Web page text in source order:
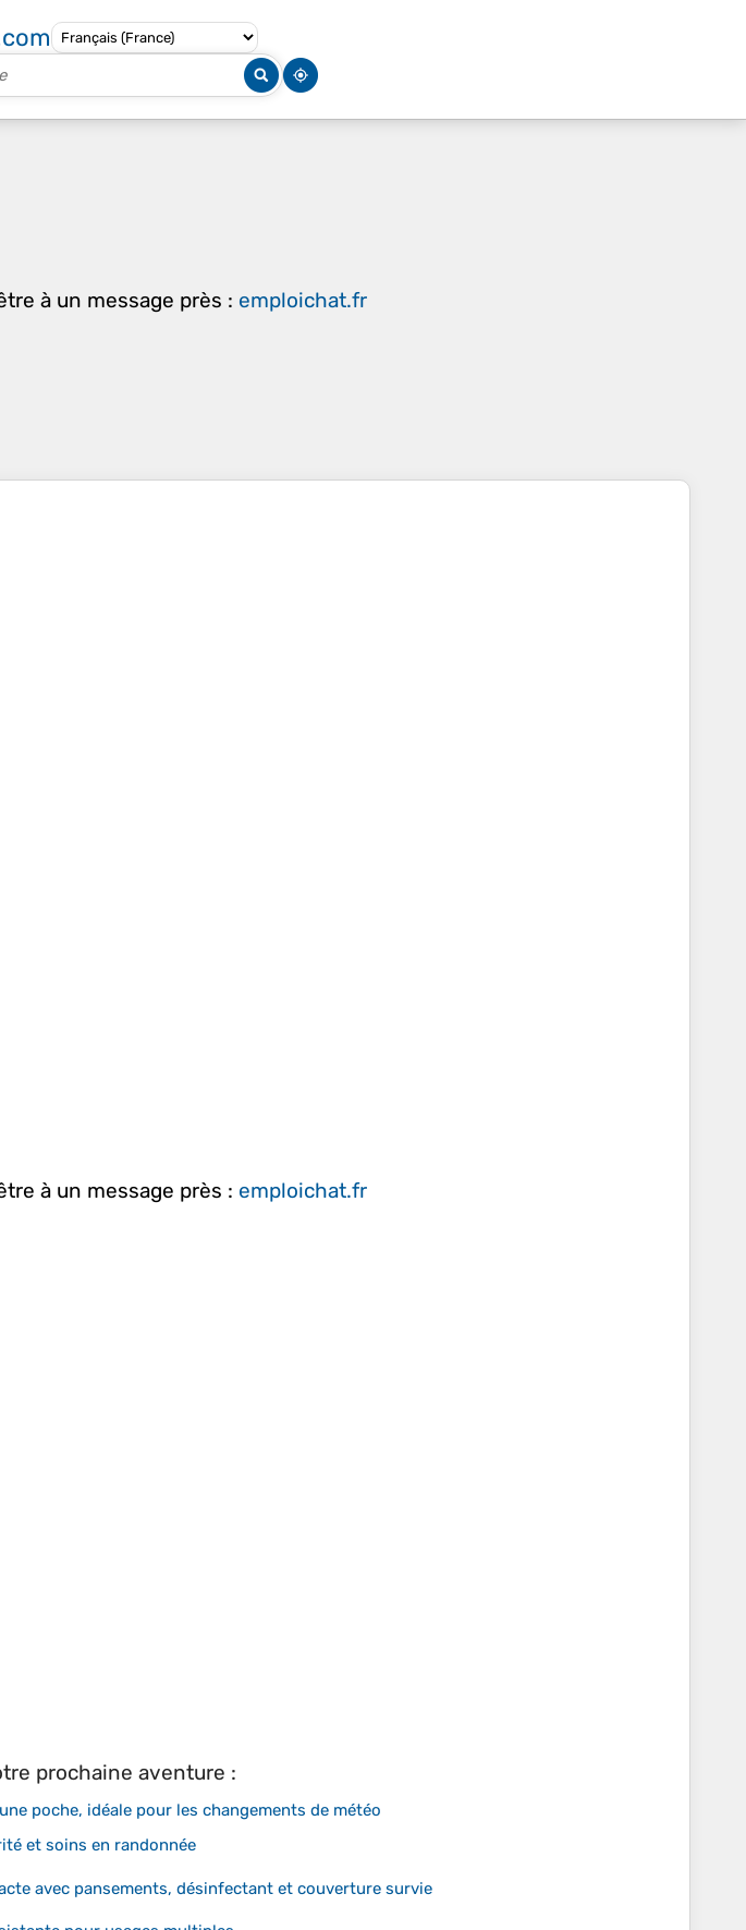
à un message près : emploichat.fr
à un message près : emploichat.fr
prochaine aventure :
poche, idéale pour les changements de météo
et soins en randonnée
avec pansements, désinfectant et couverture survie